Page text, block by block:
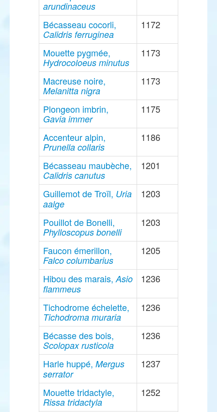
arundinaceus
Bécasseau cocorli,
Calidris ferruginea
1172
Mouette pygmée,
Hydrocoloeus minutus
1173
Macreuse noire,
Melanitta nigra
1173
Plongeon imbrin,
Gavia immer
1175
Accenteur alpin,
Prunella collaris
1186
Bécasseau maubèche,
Calidris canutus
1201
Guillemot de Troïl, Uria
aalge
1203
Pouillot de Bonelli,
Phylloscopus bonelli
1203
Faucon émerillon,
Falco columbarius
1205
Hibou des marais,Asio
flammeus
1236
Tichodrome échelette,
Tichodroma muraria
1236
Bécasse des bois,
Scolopax rusticola
1236
Harle huppé, Mergus
serrator
1237
Mouette tridactyle,
Rissa tridactyla
1252